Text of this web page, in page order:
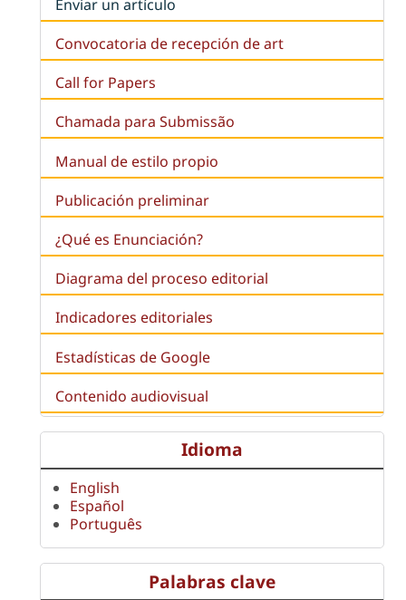
Enviar un artículo
Convocatoria de recepción de art
Call for Papers
Chamada para Submissão
Manual de estilo propio
Publicación preliminar
¿Qué es Enunciación?
Diagrama del proceso editorial
Indicadores editoriales
Estadísticas de Google
Contenido audiovisual
Idioma
English
Español
Português
Palabras clave